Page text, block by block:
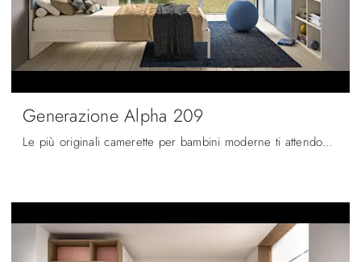
Generazione Alpha 209
Le più originali camerette per bambini moderne ti attendono! Scopri il modello Generazione Alpha 209 di Zg Mobili.